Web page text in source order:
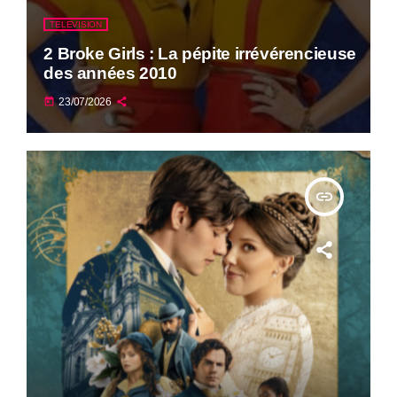
TELEVISION
2 Broke Girls : La pépite irrévérencieuse
des années 2010
today 23/07/2026
insert_link